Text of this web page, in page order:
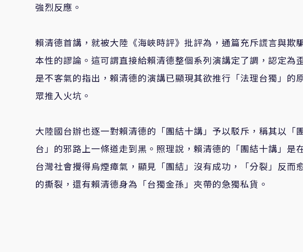
強烈反應。
賴清德首講，就被大陸《海峽時評》批評為，通篇充斥謊言與欺
本性的謬論。這可謂直接給賴清德整個系列演講定了調，認定為
是不客氣的指出，賴清德的演講已顯現其欲推行「法理台獨」的
眾推入火坑。
大陸國台辦也逐一對賴清德的「團結十講」予以駁斥，稱其以「
台」的邪路上一條道走到黑。照理說，賴清德的「團結十講」是
台灣社會攪得烏煙瘴氣，顯見「團結」沒有成功，「分裂」反而
的撕裂，還有賴清德身為「台獨金孫」夾帶的急獨私貨。